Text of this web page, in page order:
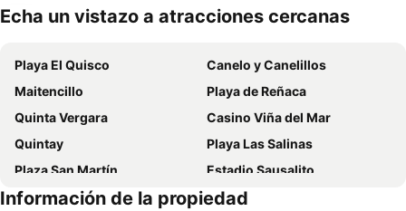
Echa un vistazo a atracciones cercanas
Playa El Quisco
Canelo y Canelillos
Maitencillo
Playa de Reñaca
Quinta Vergara
Casino Viña del Mar
Quintay
Playa Las Salinas
Plaza San Martín
Estadio Sausalito
Avenida Libertad
Mall Marina Arauco
Información de la propiedad